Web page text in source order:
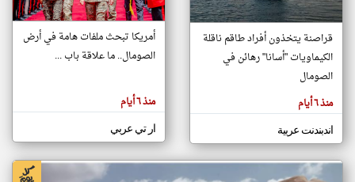
تغيير الدولة
اخبار الصومال على مدار الساعة
أهم اخبار الصومال العاجلة والمباشرة
المقالات
هنا عن
وجهة
كاتبيها.
قراصنة يتخذون أفراد طاقم ناقلة
الكيماويات "أسانا" رهائن في
الصومال
منذ ٦ أيام
اندبندنت عربية
أمريكا تبحث ملفات هامة في أرض
الصومال.. ما علاقة باب ...
منذ ٦ أيام
ار تي عربي
klyoum.com